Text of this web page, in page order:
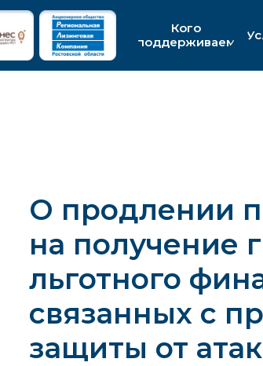
Кого
поддерживаем
О продлении
на получение
льготного
связанных с
защиты от